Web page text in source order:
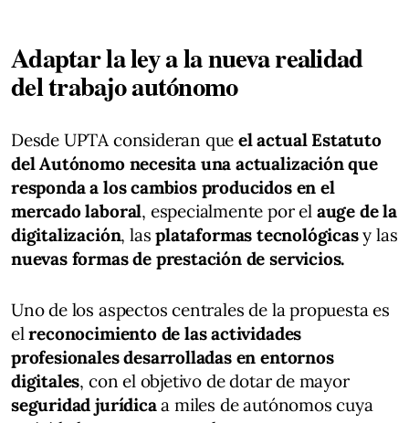
Adaptar la ley a la nueva realidad
del trabajo autónomo
Desde UPTA consideran queel actual Estatuto
del Autónomo necesita una actualización que
responda a los cambios producidos en el
mercado laboral, especialmente por el auge de la
digitalización, lasplataformas tecnológicasy las
nuevas formas de prestación de servicios.
Uno de los aspectos centrales de la propuesta es
elreconocimiento de las actividades
profesionales desarrolladas en entornos
digitales, con el objetivo de dotar de mayor
seguridad jurídicaa miles de autónomos cuya